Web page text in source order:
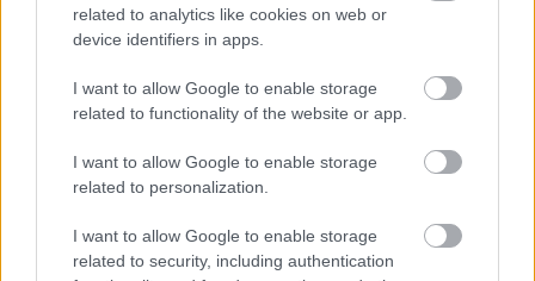
related to analytics like cookies on web or
device identifiers in apps.
I want to allow Google to enable storage
related to functionality of the website or app.
I want to allow Google to enable storage
related to personalization.
I want to allow Google to enable storage
related to security, including authentication